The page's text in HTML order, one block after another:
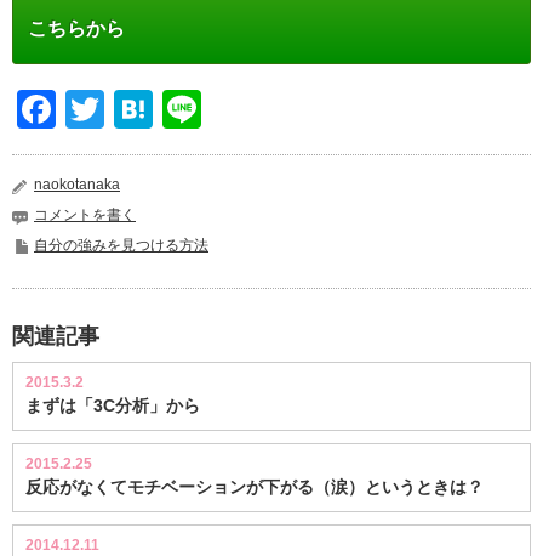
こちらから
Facebook
TwitterHatena
naokotanaka
コメントを書く
自分の強みを見つける方法
関連記事
2015.3.2
まずは「3C分析」から
2015.2.25
反応がなくてモチベーションが下がる（涙）というときは？
2014.12.11